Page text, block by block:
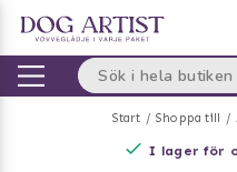
Start Shoppa till
I lager för